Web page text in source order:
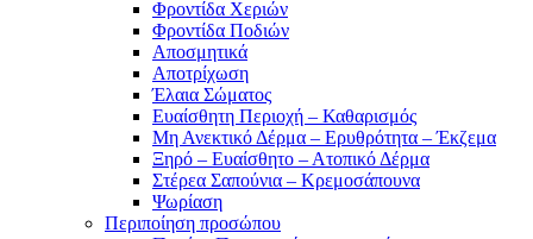
Φροντίδα Χεριών
Φροντίδα Ποδιών
Αποσμητικά
Αποτρίχωση
Έλαια Σώματος
Ευαίσθητη Περιοχή – Καθαρισμός
Μη Ανεκτικό Δέρμα – Ερυθρότητα – Έκζεμα
Ξηρό – Ευαίσθητο – Ατοπικό Δέρμα
Στέρεα Σαπούνια – Κρεμοσάπουνα
Ψωρίαση
Περιποίηση προσώπου